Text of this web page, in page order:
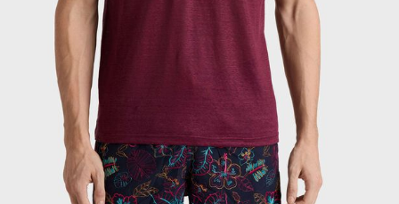
Slip
Magici
Vedi tutti i Costumi da bagno
Abbigliamento
Polo
Camicie
Bermuda
Pullover e Cardigan